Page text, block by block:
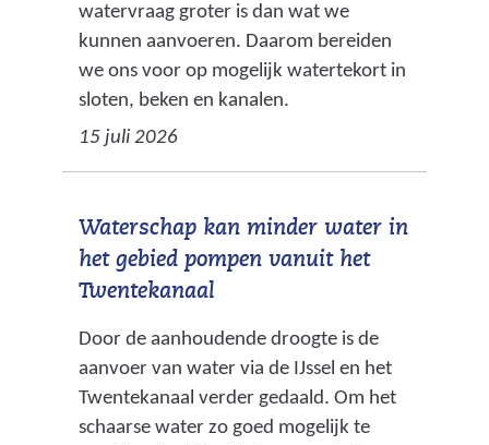
watervraag groter is dan wat we
kunnen aanvoeren. Daarom bereiden
we ons voor op mogelijk watertekort in
sloten, beken en kanalen.
15 juli 2026
Waterschap kan minder water in
het gebied pompen vanuit het
Twentekanaal
Door de aanhoudende droogte is de
aanvoer van water via de IJssel en het
Twentekanaal verder gedaald. Om het
schaarse water zo goed mogelijk te